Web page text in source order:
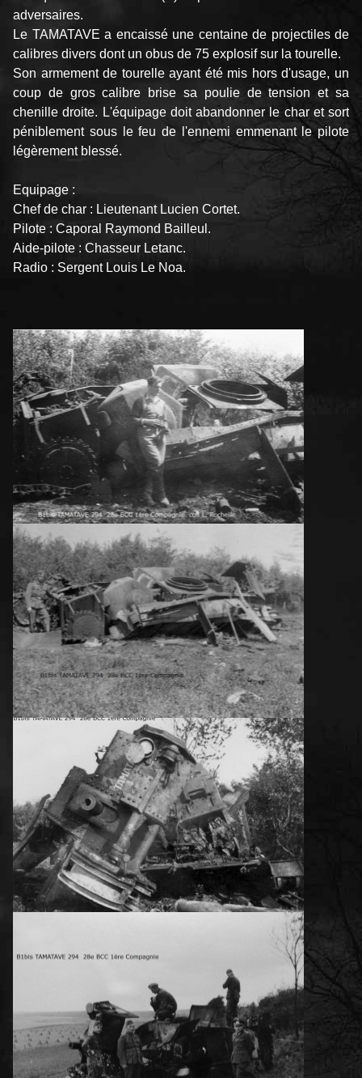
adversaires.
Le TAMATAVE a encaissé une centaine de projectiles de
calibres divers dont un obus de 75 explosif sur la tourelle.
Son armement de tourelle ayant été mis hors d'usage, un
coup de gros calibre brise sa poulie de tension et sa
chenille droite. L'équipage doit abandonner le char et sort
péniblement sous le feu de l'ennemi emmenant le pilote
légèrement blessé.
Equipage :
Chef de char : Lieutenant Lucien Cortet.
Pilote : Caporal Raymond Bailleul.
Aide-pilote : Chasseur Letanc.
Radio : Sergent Louis Le Noa.